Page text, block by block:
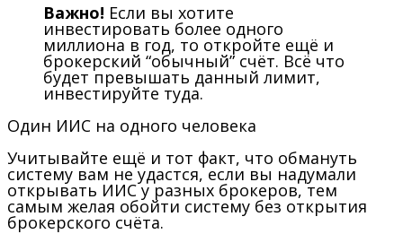
Важно! Если вы хотите
инвестировать более одного
миллиона в год, то откройте ещё и
брокерский “обычный” счёт. Всё что
будет превышать данный лимит,
инвестируйте туда.
Один ИИС на одного человека
Учитывайте ещё и тот факт, что обмануть
систему вам не удастся, если вы надумали
открывать ИИС у разных брокеров, тем
самым желая обойти систему без открытия
брокерского счёта.